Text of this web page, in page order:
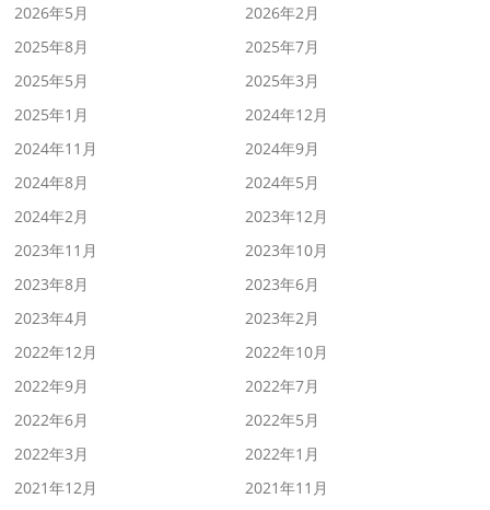
2026年5月
2026年2月
2025年8月
2025年7月
2025年5月
2025年3月
2025年1月
2024年12月
2024年11月
2024年9月
2024年8月
2024年5月
2024年2月
2023年12月
2023年11月
2023年10月
2023年8月
2023年6月
2023年4月
2023年2月
2022年12月
2022年10月
2022年9月
2022年7月
2022年6月
2022年5月
2022年3月
2022年1月
2021年12月
2021年11月